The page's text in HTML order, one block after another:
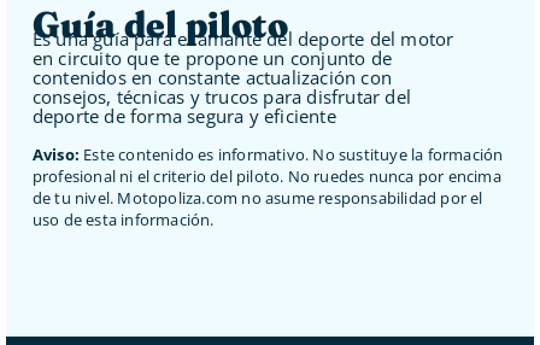
Guía del piloto
Es una guía para el amante del deporte del motor
en circuito que te propone un conjunto de
contenidos en constante actualización con
consejos, técnicas y trucos para disfrutar del
deporte de forma segura y eficiente
Aviso: Este contenido es informativo. No sustituye la formación
profesional ni el criterio del piloto. No ruedes nunca por encima
de tu nivel. Motopoliza.com no asume responsabilidad por el
uso de esta información.